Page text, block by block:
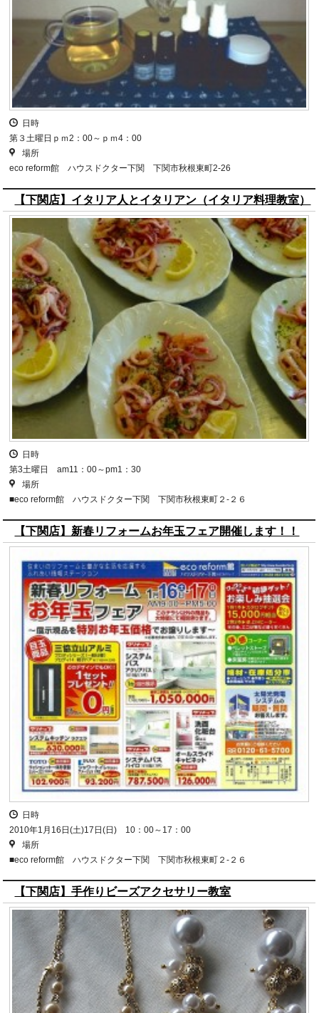
日時
第３土曜日ｐｍ2：00～ｐｍ4：00
場所
eco reform館 ハウスドクター下関 下関市秋根東町2-26
【下関店】イタリア人とイタリアン（イタリア料理教室）
日時
第3土曜日 am11：00～pm1：30
場所
■eco reform館 ハウスドクター下関 下関市秋根東町２-２６
【下関店】新春リフォームお年玉フェア開催します！！
日時
2010年1月16日(土)17日(日) 10：00～17：00
場所
■eco reform館 ハウスドクター下関 下関市秋根東町２-２６
【下関店】手作りビーズアクセサリー教室